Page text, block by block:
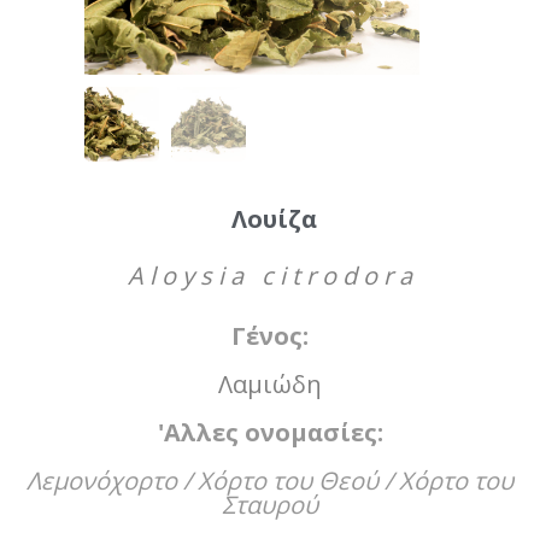
Λουίζα
Aloysia citrodora
Γένος:
Λαμιώδη
'Αλλες ονομασίες:
Λεμονόχορτο / Χόρτο του Θεού / Χόρτο του
Σταυρού